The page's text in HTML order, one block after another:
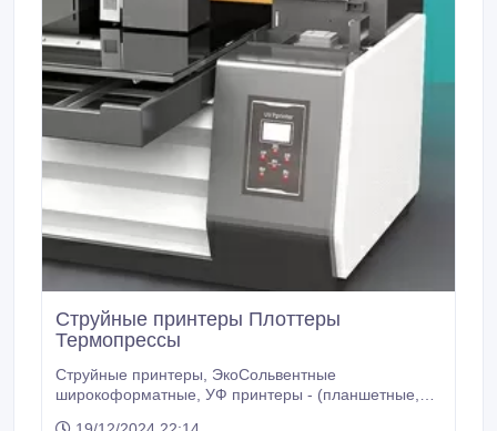
Струйные принтеры Плоттеры
Термопрессы
Струйные принтеры, ЭкоСольвентные
широкоформатные, УФ принтеры - (планшетные,